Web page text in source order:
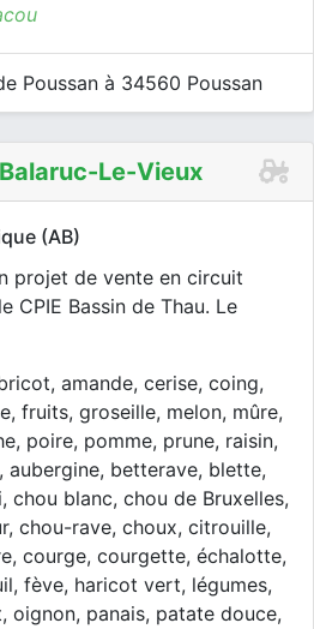
Poussan à 34560 Poussan
Le-Vieux
(AB)
projet de vente en circuit
CPIE Bassin de Thau. Le
amande, cerise, coing,
fruits, groseille, melon, mûre,
poire, pomme, prune, raisin,
aubergine, betterave, blette,
chou blanc, chou de Bruxelles,
chou-rave, choux, citrouille,
courge, courgette, échalotte,
fève, haricot vert, légumes,
oignon, panais, patate douce,